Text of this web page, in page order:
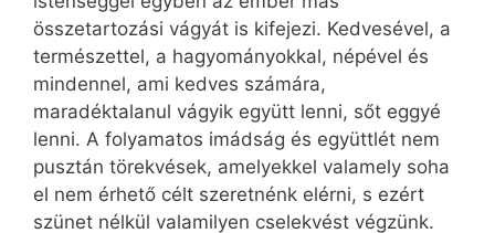
összetartozási vágyát is kifejezi. Kedvesével, a
természettel, a hagyományokkal, népével és
mindennel, ami kedves számára,
maradéktalanul vágyik együtt lenni, sőt eggyé
lenni. A folyamatos imádság és együttlét nem
pusztán törekvések, amelyekkel valamely soha
el nem érhető célt szeretnénk elérni, s ezért
szünet nélkül valamilyen cselekvést végzünk.